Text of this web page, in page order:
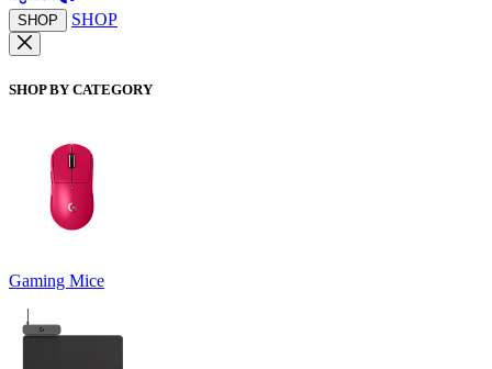
SHOP SHOP
SHOP BY CATEGORY
Gaming Mice